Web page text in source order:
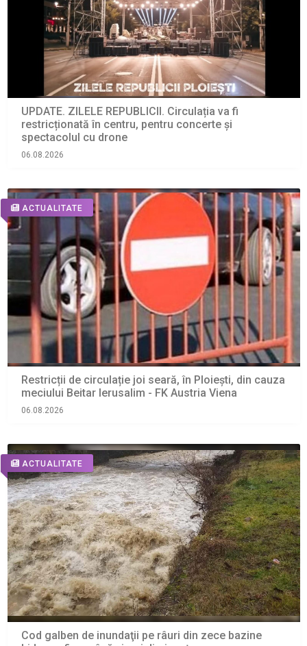
UPDATE. ZILELE REPUBLICII. Circulația va fi
restricționată în centru, pentru concerte și
spectacolul cu drone
06.08.2026
ACTUALITATE
Restricții de circulație joi seară, în Ploiești, din cauza
meciului Beitar Ierusalim - FK Austria Viena
06.08.2026
ACTUALITATE
Cod galben de inundaţii pe râuri din zece bazine